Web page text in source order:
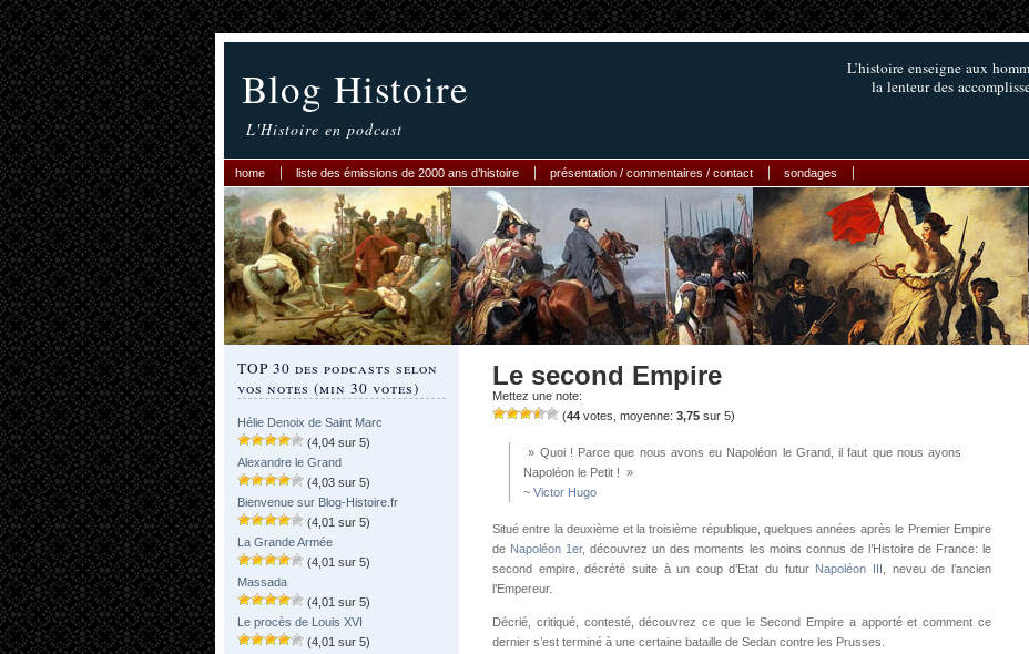
Blog Histoire
L'Histoire en podcast
L’histoire enseigne aux
la lenteur des
home liste des émissions de 2000 ans d’histoire présentation / commentaires / contact sondages
TOP 30 des podcasts selon
vos notes (min 30 votes)
Hélie Denoix de Saint Marc
(4,04 sur 5)
Alexandre le Grand
(4,03 sur 5)
Bienvenue sur Blog-Histoire.fr
(4,01 sur 5)
La Grande Armée
(4,01 sur 5)
Massada
(4,01 sur 5)
Le procès de Louis XVI
(4,01 sur 5)
Le second Empire
Mettez une note:
(44 votes, moyenne: 3,75 sur 5)
» Quoi ! Parce que nous avons eu Napoléon le Grand, il faut que nous ayons
Napoléon le Petit ! »
~ Victor Hugo
Situé entre la deuxième et la troisième république, quelques années après le Premier Empire
de Napoléon 1er, découvrez un des moments les moins connus de l’Histoire de France: le
second empire, décrété suite à un coup d’Etat du futur Napoléon III , neveu de l’ancien
l’Empereur.
Décrié, critiqué, contesté, découvrez ce que le Second Empire a apporté et comment ce
dernier s’est terminé à une certaine bataille de Sedan contre les Prusses.